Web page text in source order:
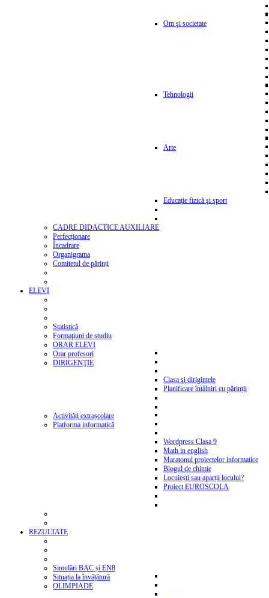
Om şi societate
Tehnologii
Arte
Educaţie fizică şi sport
CADRE DIDACTICE AUXILIARE
Perfecționare
Încadrare
Organigrama
Comitetul de părinți
ELEVI
Statistică
Formaţiuni de studiu
ORAR ELEVI
Orar profesori
DIRIGENŢIE
Clasa şi dirigintele
Planificare întâlniri cu părinții
Activități extrașcolare
Platforma informatică
Wordpress Clasa 9
Math in english
Maratonul proiectelor informatice
Blogul de chimie
Locuiești sau aparții locului?
Proiect EUROSCOLA
REZULTATE
Simulări BAC și EN8
Situația la învățătură
OLIMPIADE